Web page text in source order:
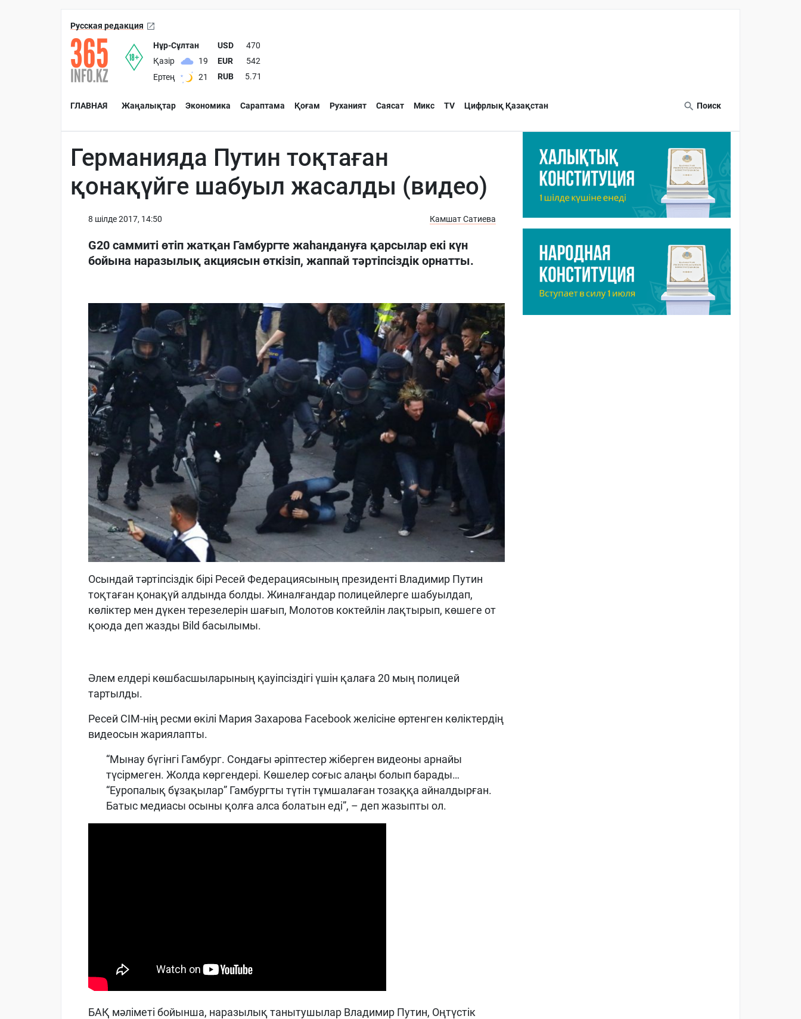
Русская редакция
Нұр-Сұлтан
Қазір
19
Ертең
21
USD
470
EUR
542
RUB
5.71
ГЛАВНАЯ Жаңалықтар Экономика Сараптама Қоғам Руханият Саясат Микс TV Цифрлық Қазақстан Поиск
Германияда Путин тоқтаған
қонақүйге шабуыл жасалды (видео)
8 шiлде 2017, 14:50 Камшат Сатиева
G20 саммиті өтіп жатқан Гамбургте жаһандануға қарсылар екі күн
бойына наразылық акциясын өткізіп, жаппай тәртіпсіздік орнатты.
Осындай тәртіпсіздік бірі Ресей Федерациясының президенті Владимир Путин
тоқтаған қонақүй алдында болды. Жиналғандар полицейлерге шабуылдап,
көліктер мен дүкен терезелерін шағып, Молотов коктейлін лақтырып, көшеге от
қоюда деп жазды Bild басылымы.
Әлем елдері көшбасшыларының қауіпсіздігі үшін қалаға 20 мың полицей
тартылды.
Ресей СІМ-нің ресми өкілі Мария Захарова Facebook желісіне өртенген көліктердің
видеосын жариялапты.
“Мынау бүгінгі Гамбург. Сондағы әріптестер жіберген видеоны арнайы
түсірмеген. Жолда көргендері. Көшелер соғыс алаңы болып барады…
“Еуропалық бұзақылар” Гамбургты түтін тұмшалаған тозаққа айналдырған.
Батыс медиасы осыны қолға алса болатын еді”, – деп жазыпты ол.
БАҚ мәліметі бойынша, наразылық танытушылар Владимир Путин, Оңтүстік